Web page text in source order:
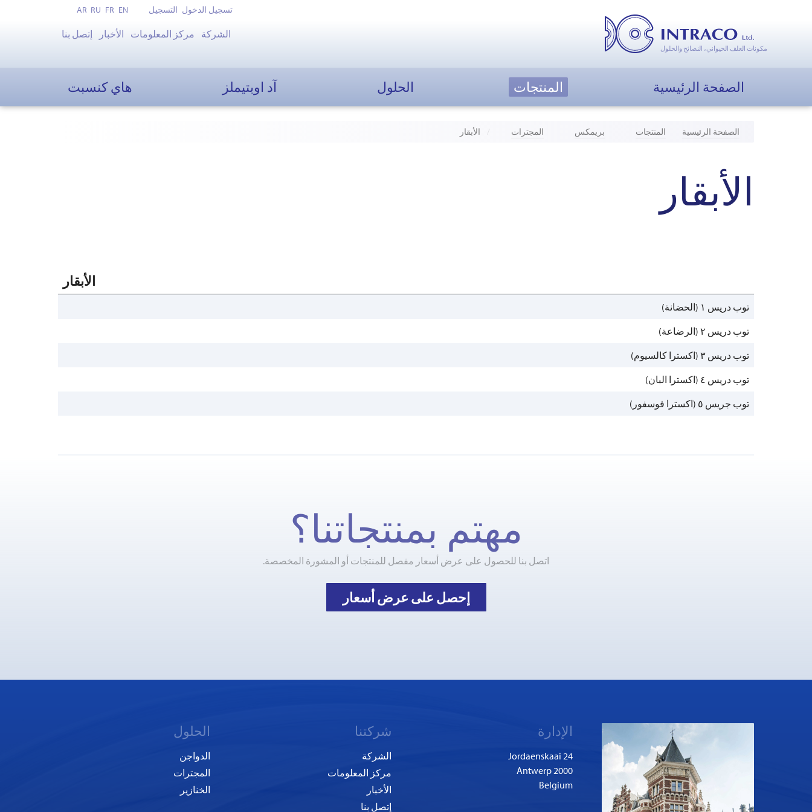
مكونات العلف الحيواني، النصائح والحلول
تسجيل الدخول التسجيل EN
FR
RU
AR
الشركة مركز المعلومات الأخبار إتصل بنا
الصفحة الرئيسية المنتجات الحلول آد اوبتيملز هاي كنسبت
الصفحة الرئيسية المنتجات بريمكس المجترات الأبقار
الأبقار
الأبقار
توب دريس ١ (الحضانة)
توب دريس ٢ (الرضاعة)
توب دريس ٣ (اكسترا كالسيوم)
توب دريس ٤ (اكسترا البان)
توب جريس ٥ (اكسترا فوسفور)
مهتم بمنتجاتنا؟
اتصل بنا للحصول على عرض أسعار مفصل للمنتجات أو المشورة المخصصة.
إحصل على عرض أسعار
الإدارة
Jordaenskaai 24
2000 Antwerp
Belgium
شركتنا
الشركة
مركز المعلومات
الأخبار
إتصل بنا
الحلول
الدواجن
المجترات
الخنازير